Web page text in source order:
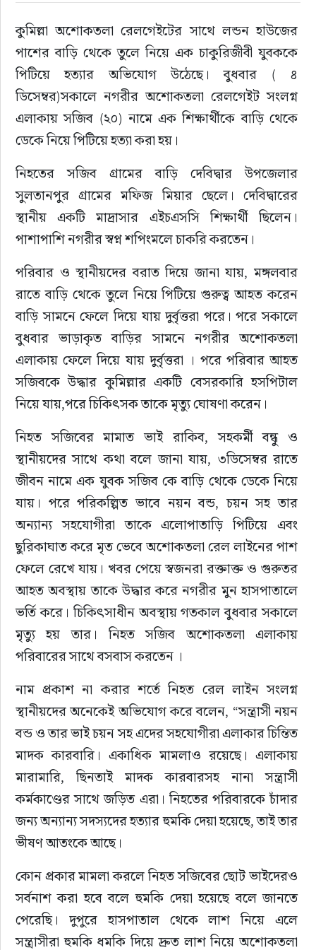
রাজনীতি
নির্বাচন
আলোচিত সংবাদ
ই-পেপার
কুমিল্লা অশোকতলা রেলগেইটের সাথে লন্ডন হাউজের
পাশের বাড়ি থেকে তুলে নিয়ে এক চাকুরিজীবী যুবককে
পিটিয়ে হত্যার অভিযোগ উঠেছে। বুধবার ( ৪
ডিসেম্বর)সকালে নগরীর অশোকতলা রেলগেইট সংলগ্ন
এলাকায় সজিব (২০) নামে এক শিক্ষার্থীকে বাড়ি থেকে
ডেকে নিয়ে পিটিয়ে হত্যা করা হয়।
নিহতের সজিব গ্রামের বাড়ি দেবিদ্বার উপজেলার
সুলতানপুর গ্রামের মফিজ মিয়ার ছেলে। দেবিদ্বারের
স্থানীয় একটি মাদ্রাসার এইচএসসি শিক্ষার্থী ছিলেন।
পাশাপাশি নগরীর স্বপ্ন শপিংমলে চাকরি করতেন।
পরিবার ও স্থানীয়দের বরাত দিয়ে জানা যায়, মঙ্গলবার
রাতে বাড়ি থেকে তুলে নিয়ে পিটিয়ে গুরুত্ব আহত করেন
বাড়ি সামনে ফেলে দিয়ে যায় দুর্বৃত্তরা পরে। পরে সকালে
বুধবার ভাড়াকৃত বাড়ির সামনে নগরীর অশোকতলা
এলাকায় ফেলে দিয়ে যায় দুর্বৃত্তরা । পরে পরিবার আহত
সজিবকে উদ্ধার কুমিল্লার একটি বেসরকারি হসপিটাল
নিয়ে যায়,পরে চিকিৎসক তাকে মৃত্যু ঘোষণা করেন।
নিহত সজিবের মামাত ভাই রাকিব, সহকর্মী বন্ধু ও
স্থানীয়দের সাথে কথা বলে জানা যায়, ৩ডিসেম্বর রাতে
জীবন নামে এক যুবক সজিব কে বাড়ি থেকে ডেকে নিয়ে
যায়। পরে পরিকল্পিত ভাবে নয়ন বন্ড, চয়ন সহ তার
অন্যান্য সহযোগীরা তাকে এলোপাতাড়ি পিটিয়ে এবং
ছুরিকাঘাত করে মৃত ভেবে অশোকতলা রেল লাইনের পাশ
ফেলে রেখে যায়। খবর পেয়ে স্বজনরা রক্তাক্ত ও গুরুতর
আহত অবস্থায় তাকে উদ্ধার করে নগরীর মুন হাসপাতালে
ভর্তি করে। চিকিৎসাধীন অবস্থায় গতকাল বুধবার সকালে
মৃত্যু হয় তার। নিহত সজিব অশোকতলা এলাকায়
পরিবারের সাথে বসবাস করতেন ।
নাম প্রকাশ না করার শর্তে নিহত রেল লাইন সংলগ্ন
স্থানীয়দের অনেকেই অভিযোগ করে বলেন, “সন্ত্রাসী নয়ন
বন্ড ও তার ভাই চয়ন সহ এদের সহযোগীরা এলাকার চিন্তিত
মাদক কারবারি। একাধিক মামলাও রয়েছে। এলাকায়
মারামারি, ছিনতাই মাদক কারবারসহ নানা সন্ত্রাসী
কর্মকাণ্ডের সাথে জড়িত এরা। নিহতের পরিবারকে চাঁদার
জন্য অন্যান্য সদস্যদের হত্যার হুমকি দেয়া হয়েছে, তাই তার
ভীষণ আতংকে আছে।
কোন প্রকার মামলা করলে নিহত সজিবের ছোট ভাইদেরও
সর্বনাশ করা হবে বলে হুমকি দেয়া হয়েছে বলে জানতে
পেরেছি। দুপুরে হাসপাতাল থেকে লাশ নিয়ে এলে
সন্ত্রাসীরা হুমকি ধমকি দিয়ে দ্রুত লাশ নিয়ে অশোকতলা